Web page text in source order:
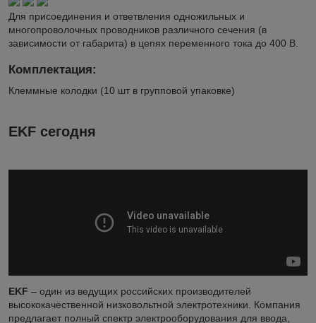
Для присоединения и ответвления одножильных и
многопроволочных проводников различного сечения (в
зависимости от габарита) в цепях переменного тока до 400 В.
Комплектация:
Клеммные колодки (10 шт в групповой упаковке)
EKF сегодня
EKF – один из ведущих российских производителей
высококачественной низковольтной электротехники. Компания
предлагает полный спектр электрооборудования для ввода,